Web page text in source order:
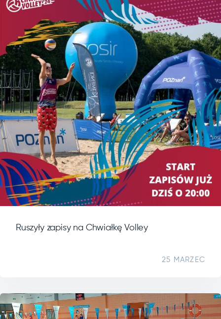
Ruszyły zapisy na Chwiałkę Volley
25 MARZEC